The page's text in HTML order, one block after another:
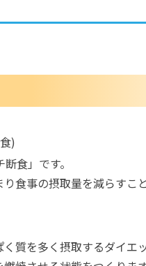
)
食」です。
食事の摂取量を減らすこ
質を多く摂取するダイエッ